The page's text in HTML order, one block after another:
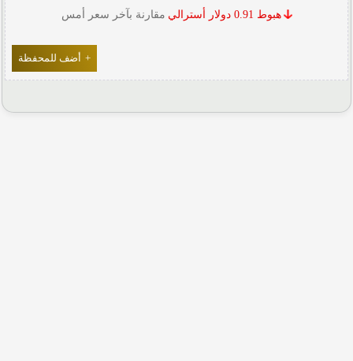
هبوط 0.91 دولار أسترالي مقارنة بآخر سعر أمس
+ أضف للمحفظة